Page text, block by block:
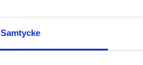
Samtycke